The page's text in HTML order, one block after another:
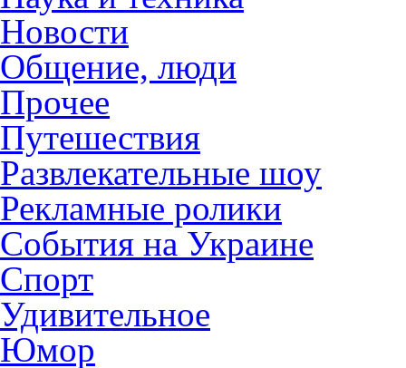
Новости
Общение, люди
Прочее
Путешествия
Развлекательные шоу
Рекламные ролики
События на Украине
Спорт
Удивительное
Юмор